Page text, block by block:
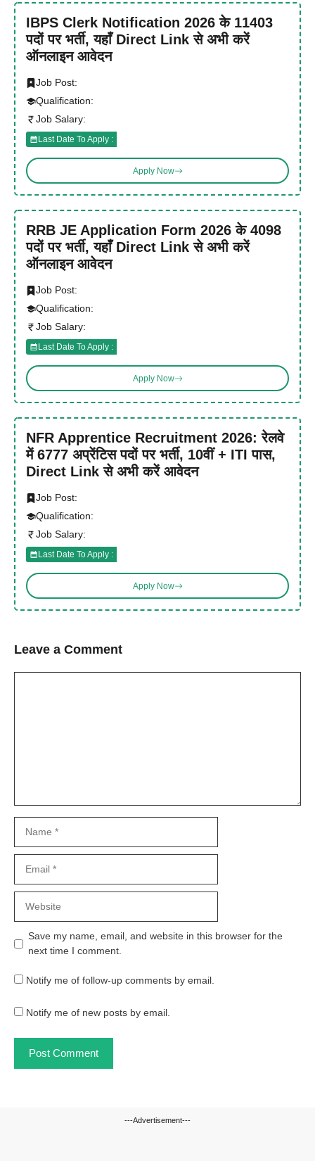
IBPS Clerk Notification 2026 के 11403
पदों पर भर्ती, यहाँ Direct Link से अभी करें
ऑनलाइन आवेदन
Job Post:
Qualification:
Job Salary:
Last Date To Apply :
Apply Now
RRB JE Application Form 2026 के 4098
पदों पर भर्ती, यहाँ Direct Link से अभी करें
ऑनलाइन आवेदन
Job Post:
Qualification:
Job Salary:
Last Date To Apply :
Apply Now
NFR Apprentice Recruitment 2026: रेलवे
में 6777 अप्रेंटिस पदों पर भर्ती, 10वीं + ITI पास,
Direct Link से अभी करें आवेदन
Job Post:
Qualification:
Job Salary:
Last Date To Apply :
Apply Now
Leave a Comment
Save my name, email, and website in this browser for the
next time I comment.
Notify me of follow-up comments by email.
Notify me of new posts by email.
---Advertisement---